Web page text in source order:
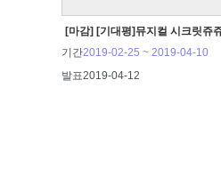
[마감] [기대평]뮤지컬 시크릿쥬
기간2019-02-25 ~ 2019-04-10
발표2019-04-12